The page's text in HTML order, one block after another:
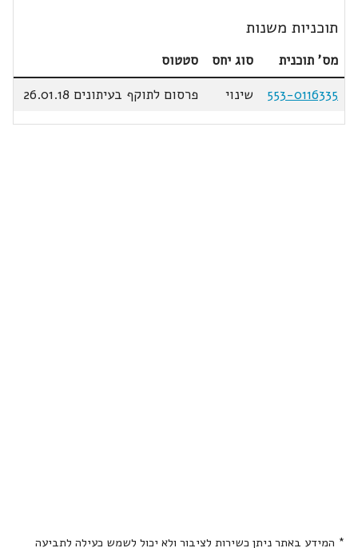
תוכניות משנות
מס' תוכנית סוג יחס
סטטוס
553-0116335
שינוי פרסום לתוקף בעיתונים 26.01.18
* המידע באתר ניתן כשירות לציבור ולא יכול לשמש כעילה לתביעה